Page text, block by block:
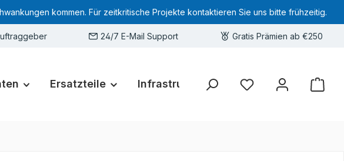
kommen. Für zeitkritische Projekte kontaktieren Sie uns bitte frühzeitig.
24/7 E-Mail Support Gratis Prämien ab €250
Ersatzteile Infrastruktur Hardware-Deals
Sie haben 0 Produkte